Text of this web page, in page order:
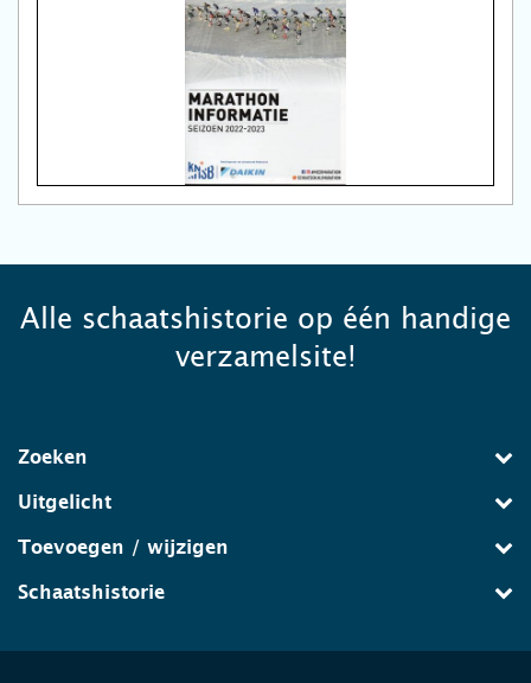
Alle schaatshistorie op één handige
verzamelsite!
Zoeken
Uitgelicht
Toevoegen / wijzigen
Schaatshistorie